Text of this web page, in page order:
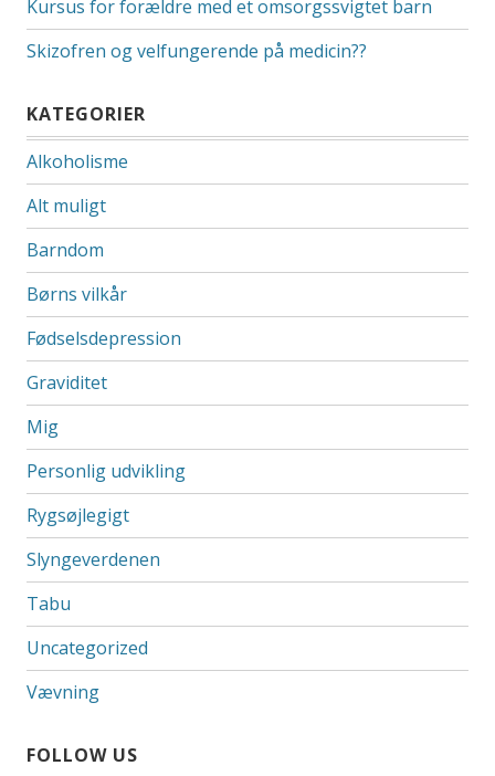
Kursus for forældre med et omsorgssvigtet barn
Skizofren og velfungerende på medicin??
KATEGORIER
Alkoholisme
Alt muligt
Barndom
Børns vilkår
Fødselsdepression
Graviditet
Mig
Personlig udvikling
Rygsøjlegigt
Slyngeverdenen
Tabu
Uncategorized
Vævning
FOLLOW US